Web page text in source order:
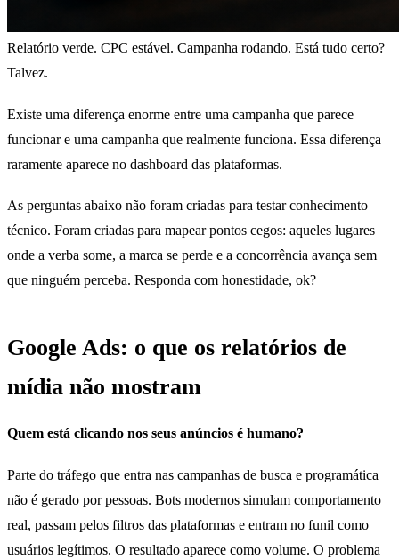
Relatório verde. CPC estável. Campanha rodando. Está tudo certo?
Talvez.
Existe uma diferença enorme entre uma campanha que parece
funcionar e uma campanha que realmente funciona. Essa diferença
raramente aparece no dashboard das plataformas.
As perguntas abaixo não foram criadas para testar conhecimento
técnico. Foram criadas para mapear pontos cegos: aqueles lugares
onde a verba some, a marca se perde e a concorrência avança sem
que ninguém perceba. Responda com honestidade, ok?
Google Ads: o que os relatórios de
mídia não mostram
Quem está clicando nos seus anúncios é humano?
Parte do tráfego que entra nas campanhas de busca e programática
não é gerado por pessoas. Bots modernos simulam comportamento
real, passam pelos filtros das plataformas e entram no funil como
usuários legítimos. O resultado aparece como volume. O problema